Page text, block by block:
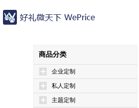
商品分类
企业定制
私人定制
主题定制